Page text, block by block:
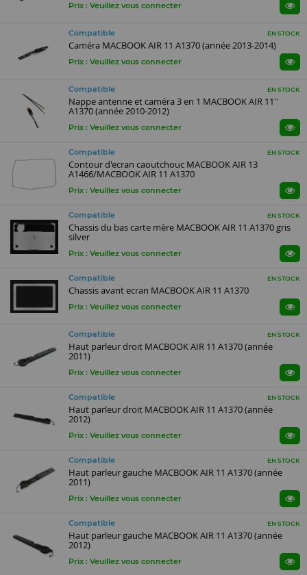
Prix : Veuillez vous connecter
Compatible EN STOCK
Caméra MACBOOK AIR 11 A1370 (année 2013-2014)
Prix : Veuillez vous connecter
Compatible EN STOCK
Nappe antenne et caméra 3 en 1 MACBOOK AIR 11''
A1370 (année 2010-2012)
Prix : Veuillez vous connecter
Compatible EN STOCK
Contour d'ecran caoutchouc MACBOOK AIR 13
A1466/MACBOOK AIR 11 A1370
Prix : Veuillez vous connecter
Compatible EN STOCK
Chassis du bas carte mère MACBOOK AIR 11 A1370 gris
silver
Prix : Veuillez vous connecter
Compatible EN STOCK
Chassis avant ecran MACBOOK AIR 11 A1370
Prix : Veuillez vous connecter
Compatible EN STOCK
Haut parleur droit MACBOOK AIR 11 A1370 (année
2011)
Prix : Veuillez vous connecter
Compatible EN STOCK
Haut parleur droit MACBOOK AIR 11 A1370 (année
2012)
Prix : Veuillez vous connecter
Compatible EN STOCK
Haut parleur gauche MACBOOK AIR 11 A1370 (année
2011)
Prix : Veuillez vous connecter
Compatible EN STOCK
Haut parleur gauche MACBOOK AIR 11 A1370 (année
2012)
Prix : Veuillez vous connecter